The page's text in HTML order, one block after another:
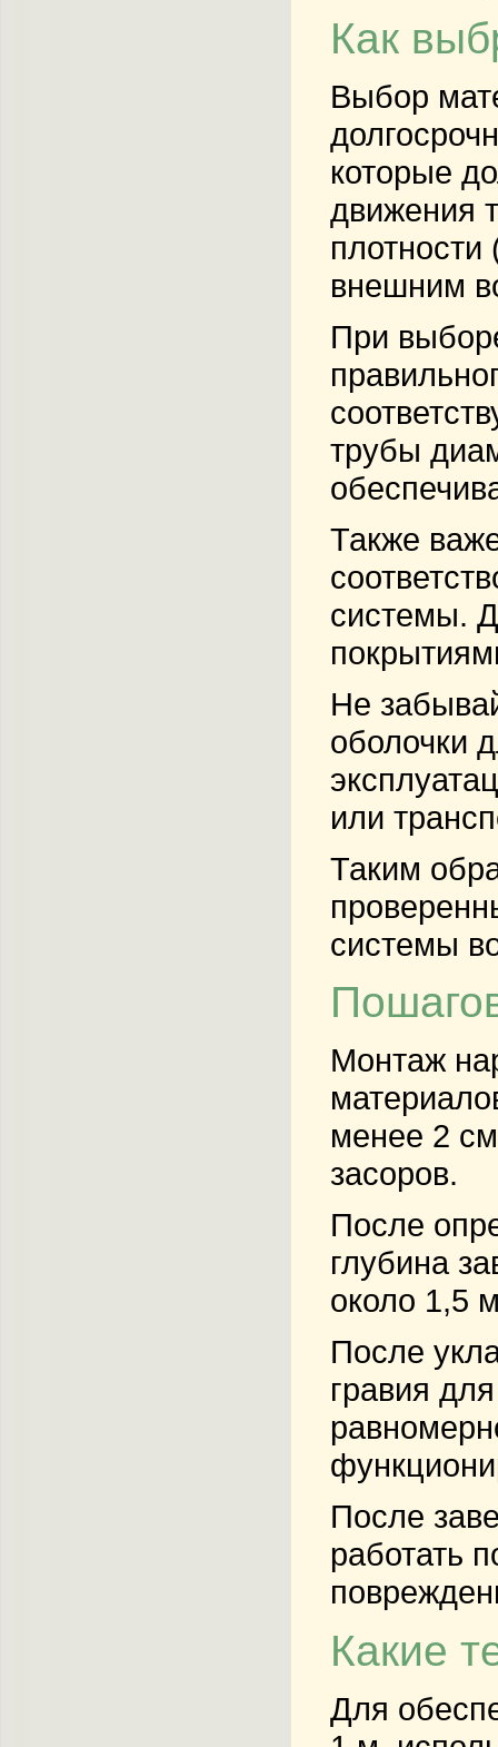
Как
Выбор
которые
движения
внешним
При
трубы
Также
системы.
Не
оболочки
или
Таким
системы
Монтаж
менее 2
засоров.
После
глубина
около 1,5
После
гравия
После
работать
Какие
Для